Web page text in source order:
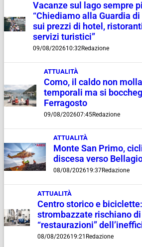
Vacanze sul lago sempre
“Chiediamo alla Guardia
sui prezzi di hotel,
servizi turistici”
09/08/202610:32Redazione
ATTUALITÀ
Como, il caldo non
temporali ma si
Ferragosto
09/08/202607:45Redazione
ATTUALITÀ
Monte San Primo,
discesa verso
08/08/202619:37Redazione
ATTUALITÀ
Centro storico e
strombazzate rischiano
“restaurazioni”
08/08/202619:21 Redazione